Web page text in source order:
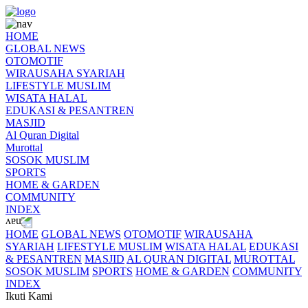
HOME
GLOBAL NEWS
OTOMOTIF
WIRAUSAHA SYARIAH
LIFESTYLE MUSLIM
WISATA HALAL
EDUKASI & PESANTREN
MASJID
Al Quran Digital
Murottal
SOSOK MUSLIM
SPORTS
HOME & GARDEN
COMMUNITY
INDEX
HOME GLOBAL NEWS OTOMOTIF WIRAUSAHA
SYARIAH LIFESTYLE MUSLIM WISATA HALAL EDUKASI
& PESANTREN MASJID AL QURAN DIGITAL MUROTTAL
SOSOK MUSLIM SPORTS HOME & GARDEN COMMUNITY
INDEX
Ikuti Kami